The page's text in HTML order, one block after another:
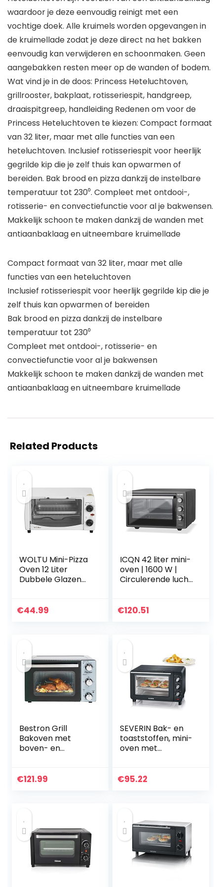
waardoor je deze eenvoudig reinigt met een
vochtige doek. Alle kruimels worden opgevangen in
de kruimellade zodat je deze direct na het bakken
eenvoudig kan verwijderen en schoonmaken. Geen
aangebakken resten meer op de wanden of bodem.
Wat vind je in de doos: Princess Heteluchtoven,
grillrooster, bakplaat, rotisseriespit, handgreep,
draaispitgreep, handleiding Redenen om voor de
Princess Heteluchtoven te kiezen: Compact formaat
van 32 liter, maar met alle functies van een
heteluchtoven. Inclusief rotisseriespit voor heerlijk
gegrilde kip die je zelf thuis kan opwarmen of
bereiden. Bak brood en pizza dankzij de instelbare
temperatuur tot 230⁰. Compleet met ontdooi-,
rotisserie- en convectiefunctie voor al je bakwensen.
Makkelijk schoon te maken dankzij de wanden met
antiaanbaklaag en uitneembare kruimellade
Compact formaat van 32 liter, maar met alle
functies van een heteluchtoven
Inclusief rotisseriespit voor heerlijk gegrilde kip die je
zelf thuis kan opwarmen of bereiden
Bak brood en pizza dankzij de instelbare
temperatuur tot 230⁰
Compleet met ontdooi-, rotisserie- en
convectiefunctie voor al je bakwensen
Makkelijk schoon te maken dankzij de wanden met
antiaanbaklaag en uitneembare kruimellade
Related Products
WOLTU Mini-Pizza
Oven 12 Liter
Dubbele Glazen
Timer 0-250 ° C
€44.99
ICQN 42 liter mini-
oven | 1600 W |
Circulerende lucht
| Timer | Inclusief
zwart
€120.51
Bestron Grill
Bakoven met
boven- en
L, 1300W, rvs /
€121.99
SEVERIN Bak- en
toaststoffen, mini-
oven met
kruimelplaat,
€95.22